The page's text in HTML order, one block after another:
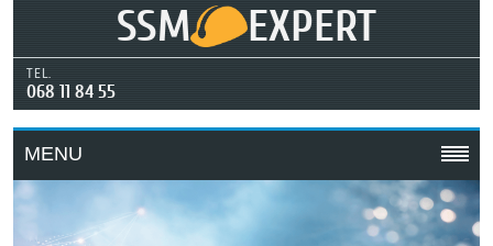
SSM EXPERT
TEL.
068 11 84 55
MENU